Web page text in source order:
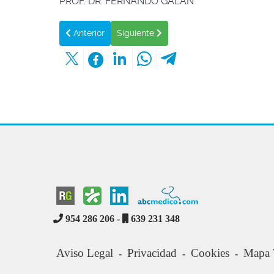
Artículo anterior: ANESTESIA Y CIRUGIA EN
Anterior Artículo siguiente: ¿CÓMO DE
Siguiente
954 286 206 - 639 231 348
Aviso Legal - Privacidad - Cookies - Mapa